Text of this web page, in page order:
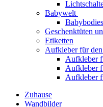
Babywelt
Babybodies
Geschenktüten
Etiketten
Aufkleber für
Aufkleber
Aufkleber
Aufkleber
Zuhause
Wandbilder